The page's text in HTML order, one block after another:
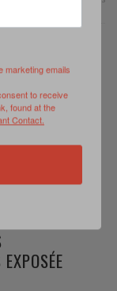
TOUS LES
marketing emails
to receive
found at the
Contact.